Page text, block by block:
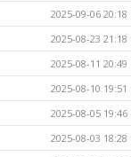
2025-09-06 20:18
2025-08-23 21:18
2025-08-11 20:49
2025-08-10 19:51
2025-08-05 19:46
2025-08-03 18:28